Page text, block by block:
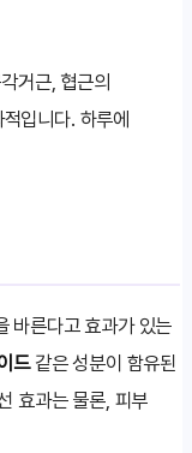
거근, 협근의
입니다. 하루에
바른다고 효과가 있는
드같은 성분이 함유된
효과는 물론, 피부